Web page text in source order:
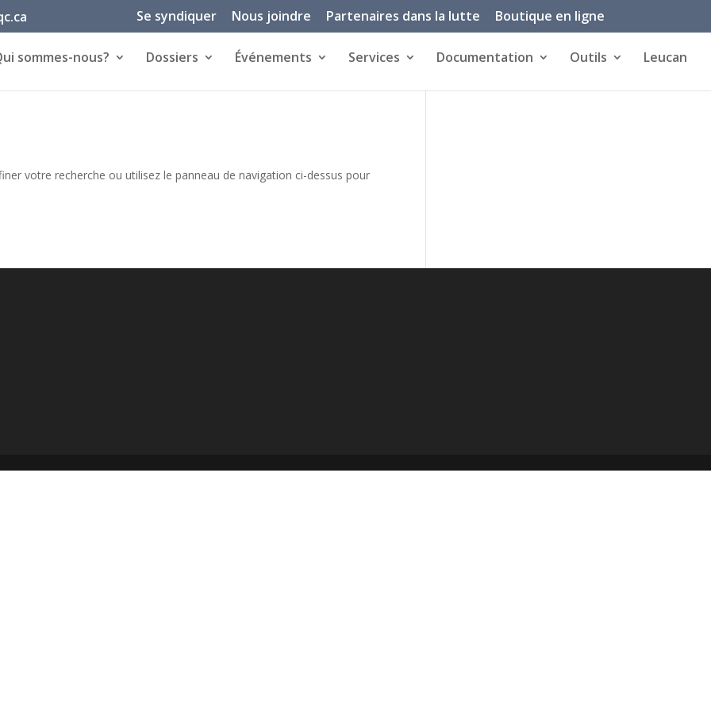
Se syndiquer Nous joindre Partenaires dans la lutte Boutique en ligne
sommes-nous? Dossiers Événements Services Documentation Outils Leucan
votre recherche ou utilisez le panneau de navigation ci-dessus pour